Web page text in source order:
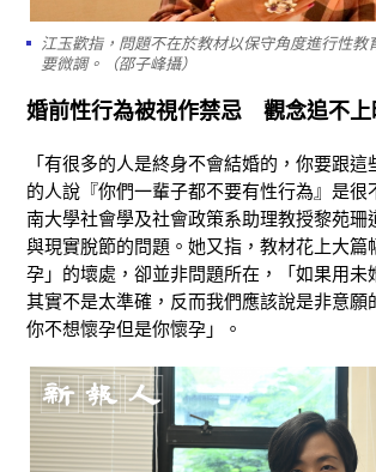
江玉歡指，問題不在於教材以保守角度進行性教
要微調。（邵子峰攝）
婚前性行為被視作禁忌 觀念追不上
「有很多的人是終身不會結婚的，你要跟
的人說『你們一輩子都不要有性行為』是很
南大學社會學及社會政策系助理教授黎苑珊
與現實脫節的問題。她又指，教材花上大篇
孕」的壞處，卻並非問題所在，「如果用未
其實不是太準確，反而我們應該說是非意願
你不想懷孕但是你懷孕」。